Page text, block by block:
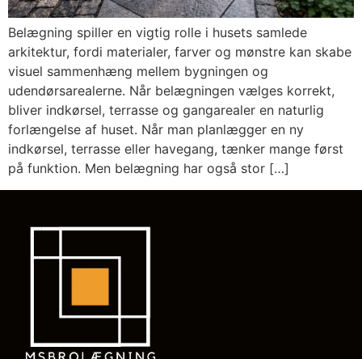
Belægning spiller en vigtig rolle i husets samlede
arkitektur, fordi materialer, farver og mønstre kan skabe
visuel sammenhæng mellem bygningen og
udendørsarealerne. Når belægningen vælges korrekt,
bliver indkørsel, terrasse og gangarealer en naturlig
forlængelse af huset. Når man planlægger en ny
indkørsel, terrasse eller havegang, tænker mange først
på funktion. Men belægning har også stor […]